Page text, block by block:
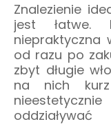
Znalezienie
jest łatwe.
niepraktyczna
od razu po
zbyt długie
na nich